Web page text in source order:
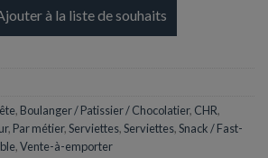
à la liste de souhaits
, Boulanger / Patissier / Chocolatier, CHR,
, Par métier,Serviettes,Serviettes,Snack / Fast-
,Vente-à-emporter